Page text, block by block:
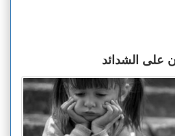
على الشدائد